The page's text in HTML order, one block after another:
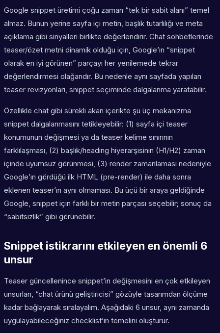
Google snippet üretimi çoğu zaman “tek bir sabit alanı” temel
almaz. Bunun yerine sayfa içi metin, başlık tutarlılığı ve meta
açıklama gibi sinyalleri birlikte değerlendirir. Chat sohbetlerinde
teaser/özet metni dinamik olduğu için, Google’ın “snippet
olarak en iyi görünen” parçayı her yenilemede tekrar
değerlendirmesi olağandır. Bu nedenle aynı sayfada yapılan
teaser revizyonları, snippet seçiminde dalgalanma yaratabilir.
Özellikle chat gibi sürekli akan içerikte şu üç mekanizma
snippet dalgalanmasını tetikleyebilir: (1) sayfa içi teaser
konumunun değişmesi ya da teaser kelime sınırının
farklılaşması, (2) başlık/heading hiyerarşisinin (H1/H2) zaman
içinde uyumsuz görünmesi, (3) render zamanlaması nedeniyle
Google’ın gördüğü ilk HTML (pre-render) ile daha sonra
eklenen teaser’ın aynı olmaması. Bu üçü bir araya geldiğinde
Google, snippet için farklı bir metin parçası seçebilir; sonuç da
“sabitsizlik” gibi görünebilir.
Snippet istikrarını etkileyen en önemli 6
unsur
Teaser güncellenince snippet’in değişmesini en çok etkileyen
unsurları, “chat ürünü geliştiricisi” gözüyle tasarımdan ölçüme
kadar bağlayarak sıralayalım. Aşağıdaki 6 unsur, aynı zamanda
uygulayabileceğiniz checklist’in temelini oluşturur.